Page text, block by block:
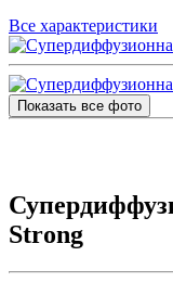
Все характеристики
Показать все фото
Strong